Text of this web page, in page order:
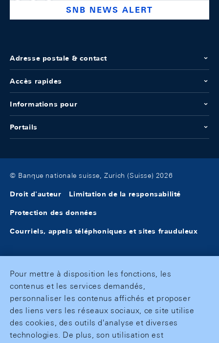
SNB NEWS ALERT
Adresse postale & contact
Accès rapides
Informations pour
Portails
© Banque nationale suisse, Zurich (Suisse) 2026
Droit d'auteur Limitation de la responsabilité
Protection des données
Courriels, appels téléphoniques et sites frauduleux
Pour mettre à disposition les fonctions, les
contenus et les services demandés,
personnaliser les contenus affichés et proposer
des liens vers les réseaux sociaux, ce site utilise
des cookies, des outils d'analyse et diverses
technologies. De plus, son utilisation est